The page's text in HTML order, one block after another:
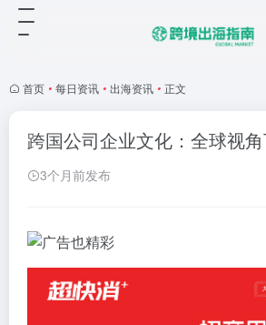
首页 • 每日资讯 • 出海资讯 • 正文
跨国公司企业文化：全球视
3个月前发布